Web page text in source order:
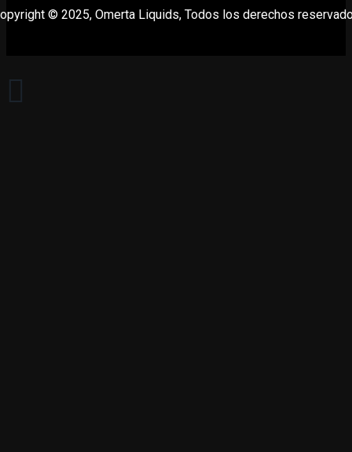
© 2025, Omerta Liquids, Todos los derechos